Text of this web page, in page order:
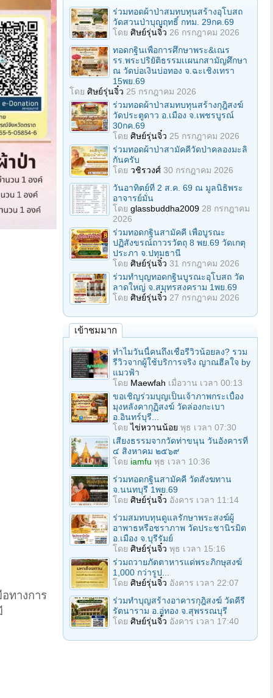
ทางการ
ร่วมทอดผ้าป่าสมทบทุนสร้างอุโบสถ
วัดสวนป่าบุญฤทธิ์ กทม. 29กค.69
โดย ศิษย์รุ่นจิ๋ว 26 กรกฎาคม 2026
ทอดกฐินเพื่อการศึกษาพระ&เณร
รร.พระปริยัติธรรมเเผนกสามัญศึกษา
ณ วัดบ่อเงินบ่อทอง จ.ฉะเชิงเทรา
15พย.69
โดย ศิษย์รุ่นจิ๋ว 25 กรกฎาคม 2026
ร่วมทอดผ้าป่าสมทบทุนสร้างกุฎิสงฆ์
วัดประตูดาว อ.เมือง จ.เพชรบูรณ์
30กค.69
โดย ศิษย์รุ่นจิ๋ว 25 กรกฎาคม 2026
ร่วมทอดผ้าป่าสามัคคีวัดป่าคลองมะลิ
กันครับ
โดย วชิรวงศ์ 30 กรกฎาคม 2026
วันอาทิตย์ที่ 2 ส.ค. 69 ณ มูลนิธิพระ
อาจารย์มั่น
โดย glassbuddha2009 28 กรกฎาคม
2026
ร่วมทอดกฐินสามัคคี เพื่อบูรณะ
ปฏิสังขรณ์ถาวรวัตถุ 8 พย.69 วัดเกตุ
ประภา จ.ปทุมธานี
โดย ศิษย์รุ่นจิ๋ว 31 กรกฎาคม 2026
ร่วมทําบุญทอดกฐินบูรณะอุโบสถ วัด
ลาดใหญ่ จ.สมุทรสงคราม 1พย.69
โดย ศิษย์รุ่นจิ๋ว 27 กรกฎาคม 2026
เข้าชมมาก
ทำไมวันนี้คนถึงเชื่อรีวิวน้อยลง? รวม
รีวิวจากผู้ใช้บริการจริง ญาณฮีลใจ by
แมวฟ้า
โดย Maewfah เมื่อวาน เวลา 00:13
ขอเชิญร่วมบุญเป็นเจ้าภาพกระเบื้อง
มุงหลังคากุฏิสงฆ์ วัดล่องกะเบา
อ.อินทร์บุรี...
โดยไข่หวานน้อย พุธ เวลา 07:30
เสียงธรรมจากวัดท่าขนุน วันอังคารที่
๔ สิงหาคม ๒๕๖๙
โดย iamfu พุธ เวลา 10:36
ร่วมทอดกฐินสามัคคี วัดสังฆทาน
จ.นนทบุรี 1พย.69
โดย ศิษย์รุ่นจิ๋ว อังคาร เวลา 11:14
ร่วมสมทบทุนดูแลรักษาพระสงฆ์ผู้
อาพาธหรือชราภาพ วัดประชานิรมิต
อ.เมือง จ.บุรีรัมย์
โดย ศิษย์รุ่นจิ๋ว พุธ เวลา 15:16
ร่วมถวายภัตตาหารแด่พระภิกษุสงฆ์
1,000 กว่ารูป...
โดย ศิษย์รุ่นจิ๋ว อังคาร เวลา 22:07
ร่วมทำบุญสร้างอาคารกุฎิสงฆ์ วัดคีรี
รัตนาราม อ.อู่ทอง จ.สุพรรณบุรี
โดย ศิษย์รุ่นจิ๋ว อังคาร เวลา 17:40